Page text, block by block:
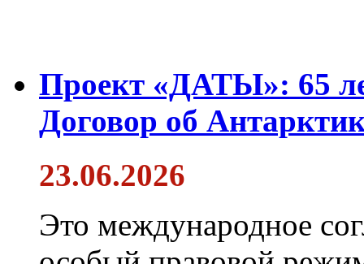
Проект «ДАТЫ»: 65
Договор об
23.06.2026
Это международное